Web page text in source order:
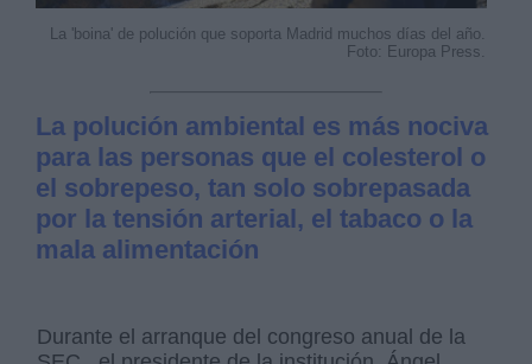
La 'boina' de polución que soporta Madrid muchos días del año.
Foto: Europa Press.
La polución ambiental es más nociva
para las personas que el colesterol o
el sobrepeso, tan solo sobrepasada
por la tensión arterial, el tabaco o la
mala alimentación
Durante el arranque del congreso anual de la